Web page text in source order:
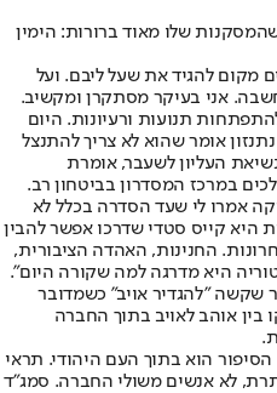
שלו מאוד ברורות: הימין
מקום להגיד את שעל ליבם. ועל
אני בעיקר מסתקרן ומקשיב.
תנועות ורעיונות. היום
אומר שהוא לא צריך להתנצל
העליון לשעבר, אומרת
במרכז המסדרון בביטחון רב.
אמרו לי שעד הסדרה בכלל לא
היא קייס סטדי שדרכו אפשר להבין
ב־35 השנים האחרונות. החנינות, האהדה הציבורית,
היא מדרגה למה שקורה היום".
שקשה "להגדיר אויב" כשמדובר
אוהב לאויב בתוך החברה
הוא בתוך העם היהודי. תראי
לא אנשים משולי החברה. סמג"ד